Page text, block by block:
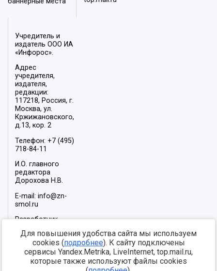
Учредитель и
издатель ООО ИА
«Инфорос».
Адрес
учредителя,
издателя,
редакции:
117218, Россия, г.
Москва, ул.
Кржижановского,
д.13, кор. 2
Телефон: +7 (495)
718-84-11
И.О. главного
редактора
Дорохова Н.В.
E-mail: info@zn-
smol.ru
Разработчик
2026
Мы в социальных
сетях:
Для повышения удобства сайта мы используем
cookies (подробнее). К сайту подключены
сервисы Yandex.Metrika, LiveInternet, top.mail.ru,
которые также используют файлы cookies